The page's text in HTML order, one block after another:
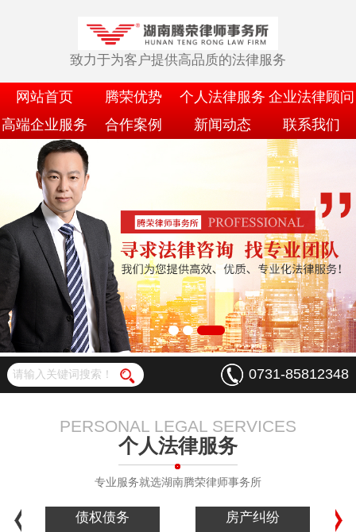
致力于为客户提供高品质的法律服务
网站首页 腾荣优势 个人法律服务 企业法律顾问
高端企业服务
合作案例 新闻动态 联系我们
0731-85812348
PERSONAL LEGAL SERVICES
个人法律服务
专业服务就选湖南腾荣律师事务所
房产纠纷 交通事故